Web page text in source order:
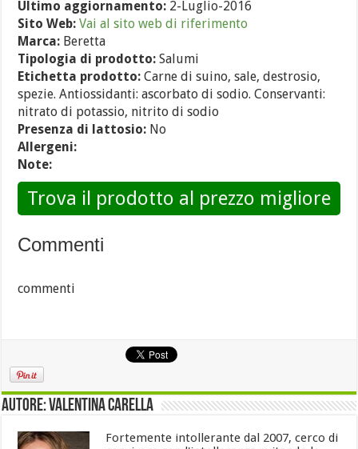
Ultimo aggiornamento: 2-Luglio-2016
Sito Web: Vai al sito web di riferimento
Marca: Beretta
Tipologia di prodotto: Salumi
Etichetta prodotto: Carne di suino, sale, destrosio,
spezie. Antiossidanti: ascorbato di sodio. Conservanti:
nitrato di potassio, nitrito di sodio
Presenza di lattosio: No
Allergeni:
Note:
Trova il prodotto al prezzo migliore
Commenti
commenti
Autore: Valentina Carella
Fortemente intollerante dal 2007, cerco di